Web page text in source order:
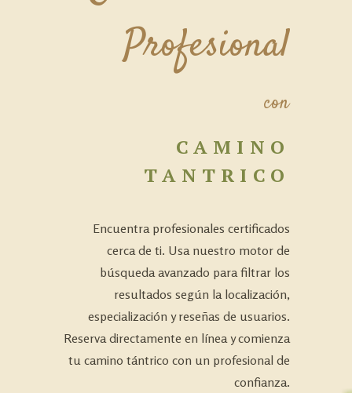
Profesional
con
CAMINO
TANTRICO
Encuentra profesionales certificados
cerca de ti. Usa nuestro motor de
búsqueda avanzado para filtrar los
resultados según la localización,
especialización y reseñas de usuarios.
Reserva directamente en línea y comienza
tu camino tántrico con un profesional de
confianza.